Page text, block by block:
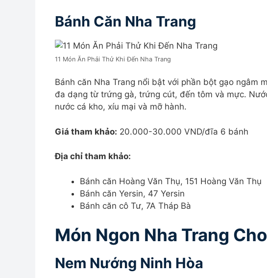
Bánh Căn Nha Trang
11 Món Ăn Phải Thử Khi Đến Nha Trang
Bánh căn Nha Trang nổi bật với phần bột gạo ngâm
đa dạng từ trứng gà, trứng cút, đến tôm và mực.
nước cá kho, xíu mại và mỡ hành.
Giá tham khảo: 20.000-30.000 VND/đĩa 6 bánh
Địa chỉ tham khảo:
Bánh căn Hoàng Văn Thụ, 151 Hoàng Văn Thụ
Bánh căn Yersin, 47 Yersin
Bánh căn cô Tư, 7A Tháp Bà
Món Ngon Nha Trang
Nem Nướng Ninh Hòa